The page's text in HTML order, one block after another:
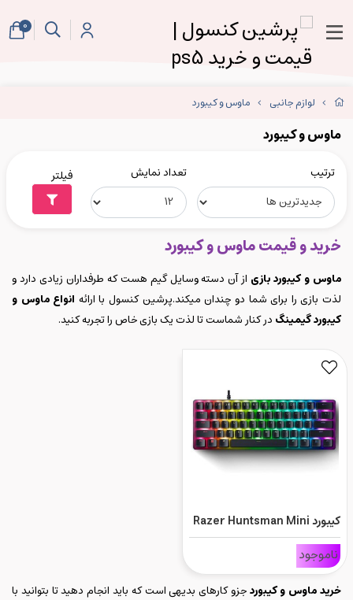
لوازم جانبی ماوس و کیبورد
ماوس و کیبورد
ترتیب تعداد نمایش فیلتر
خرید و قیمت ماوس و کیبورد
ماوس و کیبورد بازی از آن دسته وسایل گیم هست که طرفداران زیادی دارد و
لذت بازی را برای شما دو چندان میکند.پرشین کنسول با ارائه انواع ماوس و
کیبورد گیمینگ در کنار شماست تا لذت یک بازی خاص را تجربه کنید.
کیبورد Razer Huntsman Mini
Analog
ناموجود
خرید ماوس و کیبوردجزو کارهای بدیهی است که باید انجام دهید تا بتوانید با
0